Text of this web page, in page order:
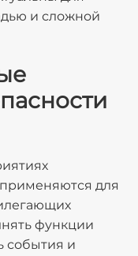
и сложной
для
функции
события и